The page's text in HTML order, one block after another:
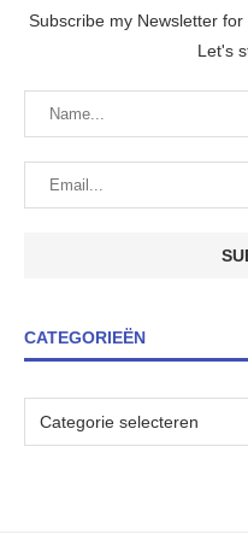
Subscribe my Newsletter
Let's
CATEGORIEËN